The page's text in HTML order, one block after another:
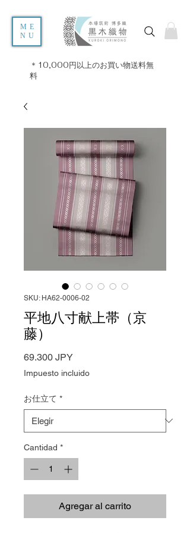
ME
NU
＊10,000円以上のお買い物送料無
料
SKU: HA62-0006-02
平地八寸献上帯（京
藤）
69.300 JPYPrecio
Impuesto incluido
お仕立て *
Cantidad *
Agregar al carrito